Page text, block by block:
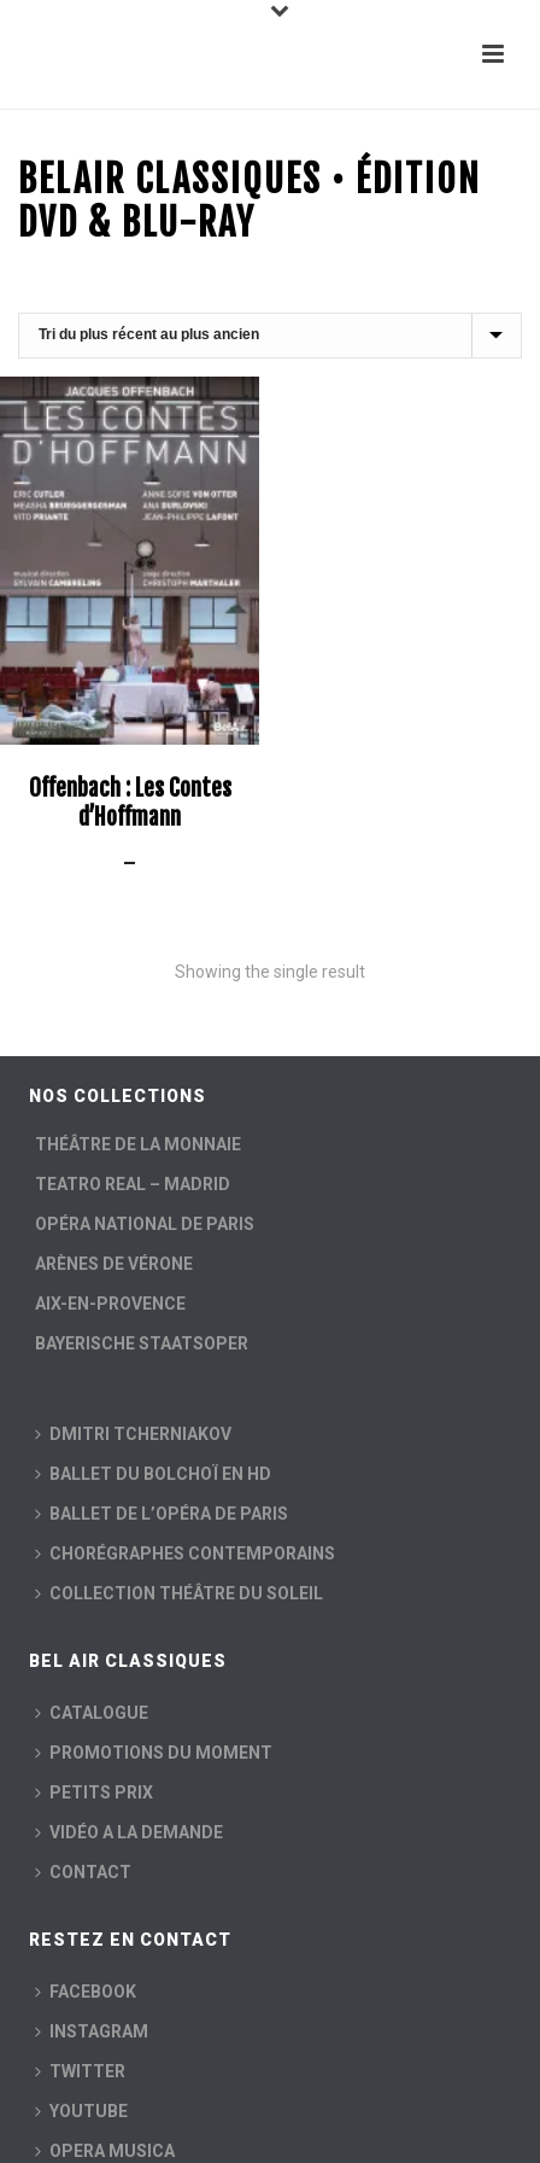
BELAIR CLASSIQUES • ÉDITION
DVD & BLU-RAY
Offenbach : Les Contes
d’Hoffmann
–
Showing the single result
NOS COLLECTIONS
THÉÂTRE DE LA MONNAIE
TEATRO REAL – MADRID
OPÉRA NATIONAL DE PARIS
ARÈNES DE VÉRONE
AIX-EN-PROVENCE
BAYERISCHE STAATSOPER
DMITRI TCHERNIAKOV
BALLET DU BOLCHOÏ EN HD
BALLET DE L’OPÉRA DE PARIS
CHORÉGRAPHES CONTEMPORAINS
COLLECTION THÉÂTRE DU SOLEIL
BEL AIR CLASSIQUES
CATALOGUE
PROMOTIONS DU MOMENT
PETITS PRIX
VIDÉO A LA DEMANDE
CONTACT
RESTEZ EN CONTACT
FACEBOOK
INSTAGRAM
TWITTER
YOUTUBE
OPERA MUSICA